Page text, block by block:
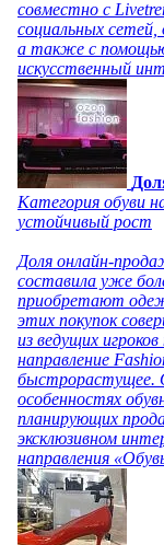
совместно с
социальных сетей,
а также с
искусственный
Категория обуви
устойчивый рост
Доля онлайн-
составила уже
приобретают
этих покупок
из ведущих
направление
быстрорастущее.
особенностях
планирующих
эксклюзивном
направления